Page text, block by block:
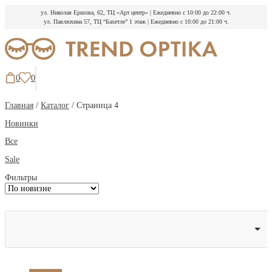
ул. Николая Ершова, 62, ТЦ «Арт центр» | Ежедневно с 10:00 до 22:00 ч.
ул. Павлюхина 57, ТЦ “Бахетле” 1 этаж | Ежедневно с 10:00 до 21:00 ч.
к
содержимому
0 0
Главная / Каталог / Страница 4
Новинки
Все
Sale
Фильтры